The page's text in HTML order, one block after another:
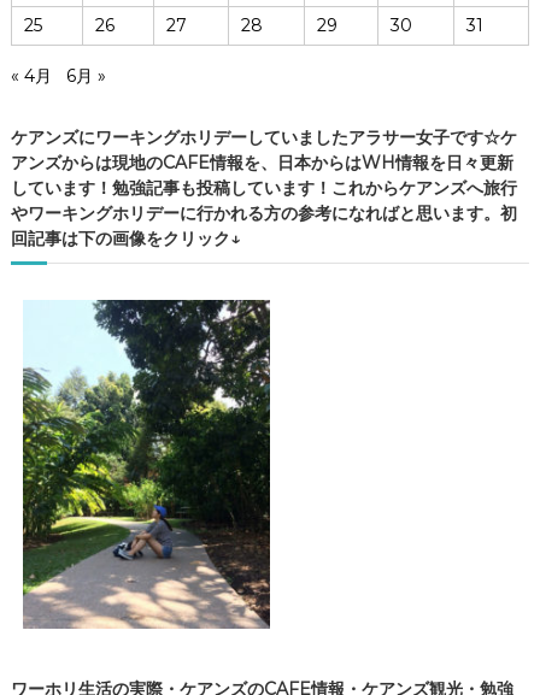
25
26 27 28 29 30 31
« 4月 6月 »
ケアンズにワーキングホリデーしていましたアラサー女子です☆ケ
アンズからは現地のCAFE情報を、日本からはWH情報を日々更新
しています！勉強記事も投稿しています！これからケアンズへ旅行
やワーキングホリデーに行かれる方の参考になればと思います。初
回記事は下の画像をクリック↓
ワーホリ生活の実際・ケアンズのCAFE情報・ケアンズ観光・勉強